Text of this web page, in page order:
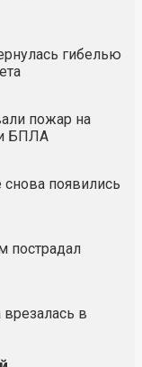
гибелью
пожар на
БПЛА
снова появились
пострадал
в